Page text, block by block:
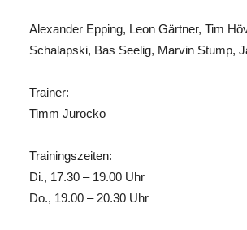
Alexander Epping, Leon Gärtner, Tim
Schalapski, Bas Seelig, Marvin Stump,
Trainer:
Timm Jurocko
Trainingszeiten:
Di., 17.30 – 19.00 Uhr
Do., 19.00 – 20.30 Uhr